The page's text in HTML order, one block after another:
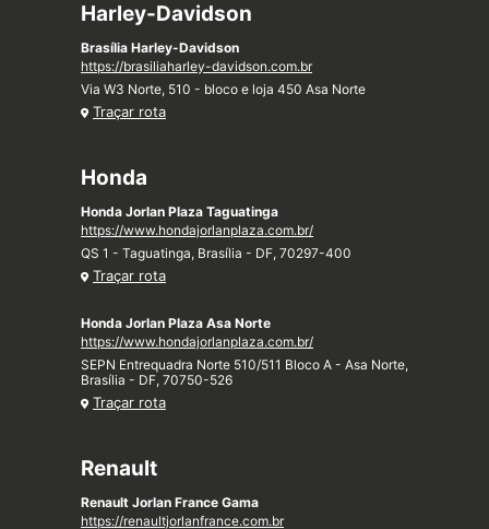
Harley-Davidson
Brasília Harley-Davidson
https://brasiliaharley-davidson.com.br
Via W3 Norte, 510 - bloco e loja 450 Asa Norte
Traçar rota
Honda
Honda Jorlan Plaza Taguatinga
https://www.hondajorlanplaza.com.br/
QS 1 - Taguatinga, Brasília - DF, 70297-400
Traçar rota
Honda Jorlan Plaza Asa Norte
https://www.hondajorlanplaza.com.br/
SEPN Entrequadra Norte 510/511 Bloco A - Asa Norte,
Brasília - DF, 70750-526
Traçar rota
Renault
Renault Jorlan France Gama
https://renaultjorlanfrance.com.br